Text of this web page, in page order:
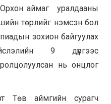
Орхон аймаг уралдааны
төрлийг нэмсэн бол
зохион байгуулах
9 дүүргээс
нь онцлог
Төв аймгийн сурагч